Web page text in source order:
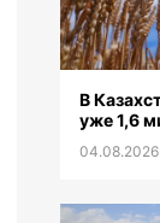
В
уже 1,6